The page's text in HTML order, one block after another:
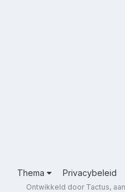
Thema Privacybeleid
Ontwikkeld door Tactus,